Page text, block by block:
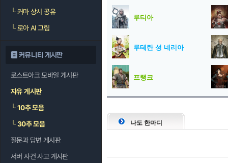
└커마 상시 공유
└로아 AI 그림
커뮤니티 게시판
로스트아크 모바일 게시판
자유 게시판
└10추 모음
└30추 모음
질문과 답변 게시판
서버 사건 사고 게시판
루티아
루테란 성 네리아
프랭크
나도 한마디